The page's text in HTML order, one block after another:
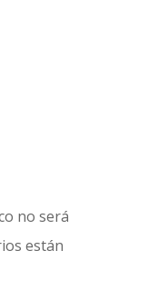
no será
están